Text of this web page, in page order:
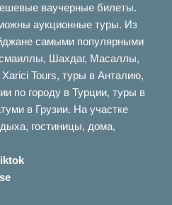
ваучерные билеты.
аукционные туры. Из
самыми популярными
Шахдаг, Масаллы,
Tours, туры в Анталию,
по городу в Турции, туры в
в Грузии. На участке
гостиницы, дома,